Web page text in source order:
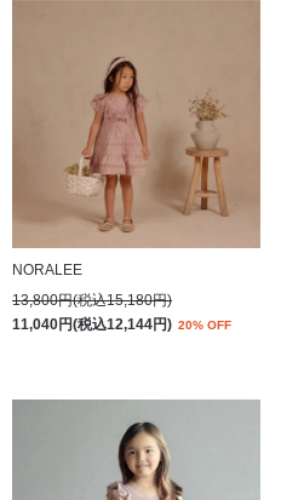
NORALEE
13,800円(税込15,180円)
11,040円(税込12,144円) 20% OFF